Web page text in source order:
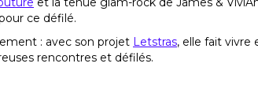
ce défilé.
: avec son projet Letstras, elle fait vivre
rencontres et défilés.